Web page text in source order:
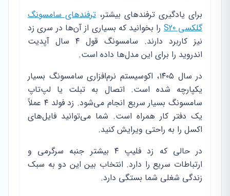
برای یادگیری ترفندهای بیشتر، ترفندهای سامسونگ
گلکسی S20
را بخوانید که بسیاری از آن‌ها در سری زد
نیز کاربرد دارند. سامسونگ قول ۴ سال آپدیت
اندروید را برای این مدل‌ها داده است.
در سال ۱۴۰۵، اکوسیستم نرم‌افزاری سامسونگ بسیار
یکپارچه شده است. اتصال به تبلت یا لپ‌تاپ
سامسونگ بسیار سریع انجام می‌شود. زد فولد ۴ عملاً
یک دفتر کار همراه است. شما می‌توانید فایل‌های
اکسل را به راحتی ویرایش کنید.
در حالی که زد فلیپ ۴ بیشتر جنبه سرگرمی و
ارتباطات سریع را دارد. انتخاب بین این دو به سبک
زندگی شغلی شما بستگی دارد.